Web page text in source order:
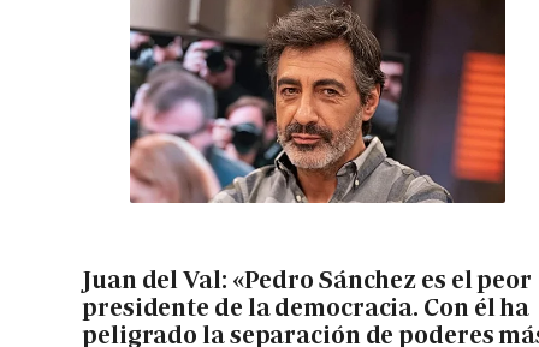
Juan del Val: «Pedro Sánchez es el peor
presidente de la democracia. Con él ha
peligrado la separación de poderes